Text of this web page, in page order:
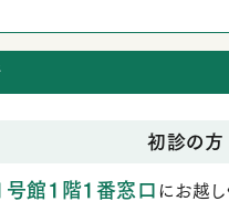
初診の方
号館1階1番窓口 にお越し